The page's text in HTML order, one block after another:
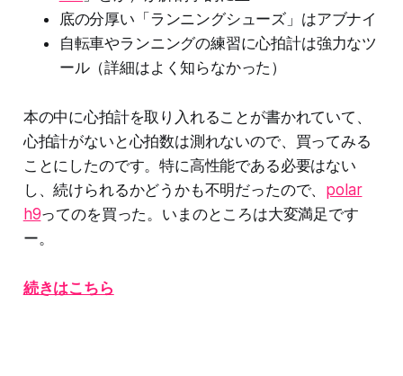
底の分厚い「ランニングシューズ」はアブナイ
自転車やランニングの練習に心拍計は強力なツ
ール（詳細はよく知らなかった）
本の中に心拍計を取り入れることが書かれていて、
心拍計がないと心拍数は測れないので、買ってみる
ことにしたのです。特に高性能である必要はない
し、続けられるかどうかも不明だったので、 polar
h9ってのを買った。いまのところは大変満足です
ー。
続きはこちら